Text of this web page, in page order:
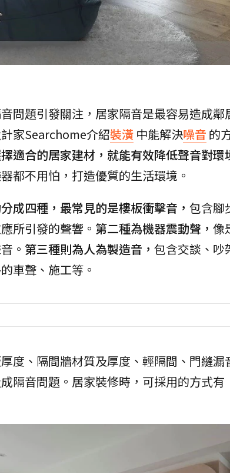
問題引發關注，居家隔音是最容易造成
家Searchome介紹裝潢 中能解決噪音 的
適合的居家建材，就能有效降低聲音對環
都不用怕，打造優質的生活環境。
成四種，最常見的是樓板衝擊音， 包含腳
所引發的聲響。 第二種為機器震動聲， 像
。 第三種則為人為製造音， 包含交談、吵
車聲、施工等。
度、隔間牆材質及厚度、輕隔間、門縫
隔音問題。居家裝修時，可採用的方式